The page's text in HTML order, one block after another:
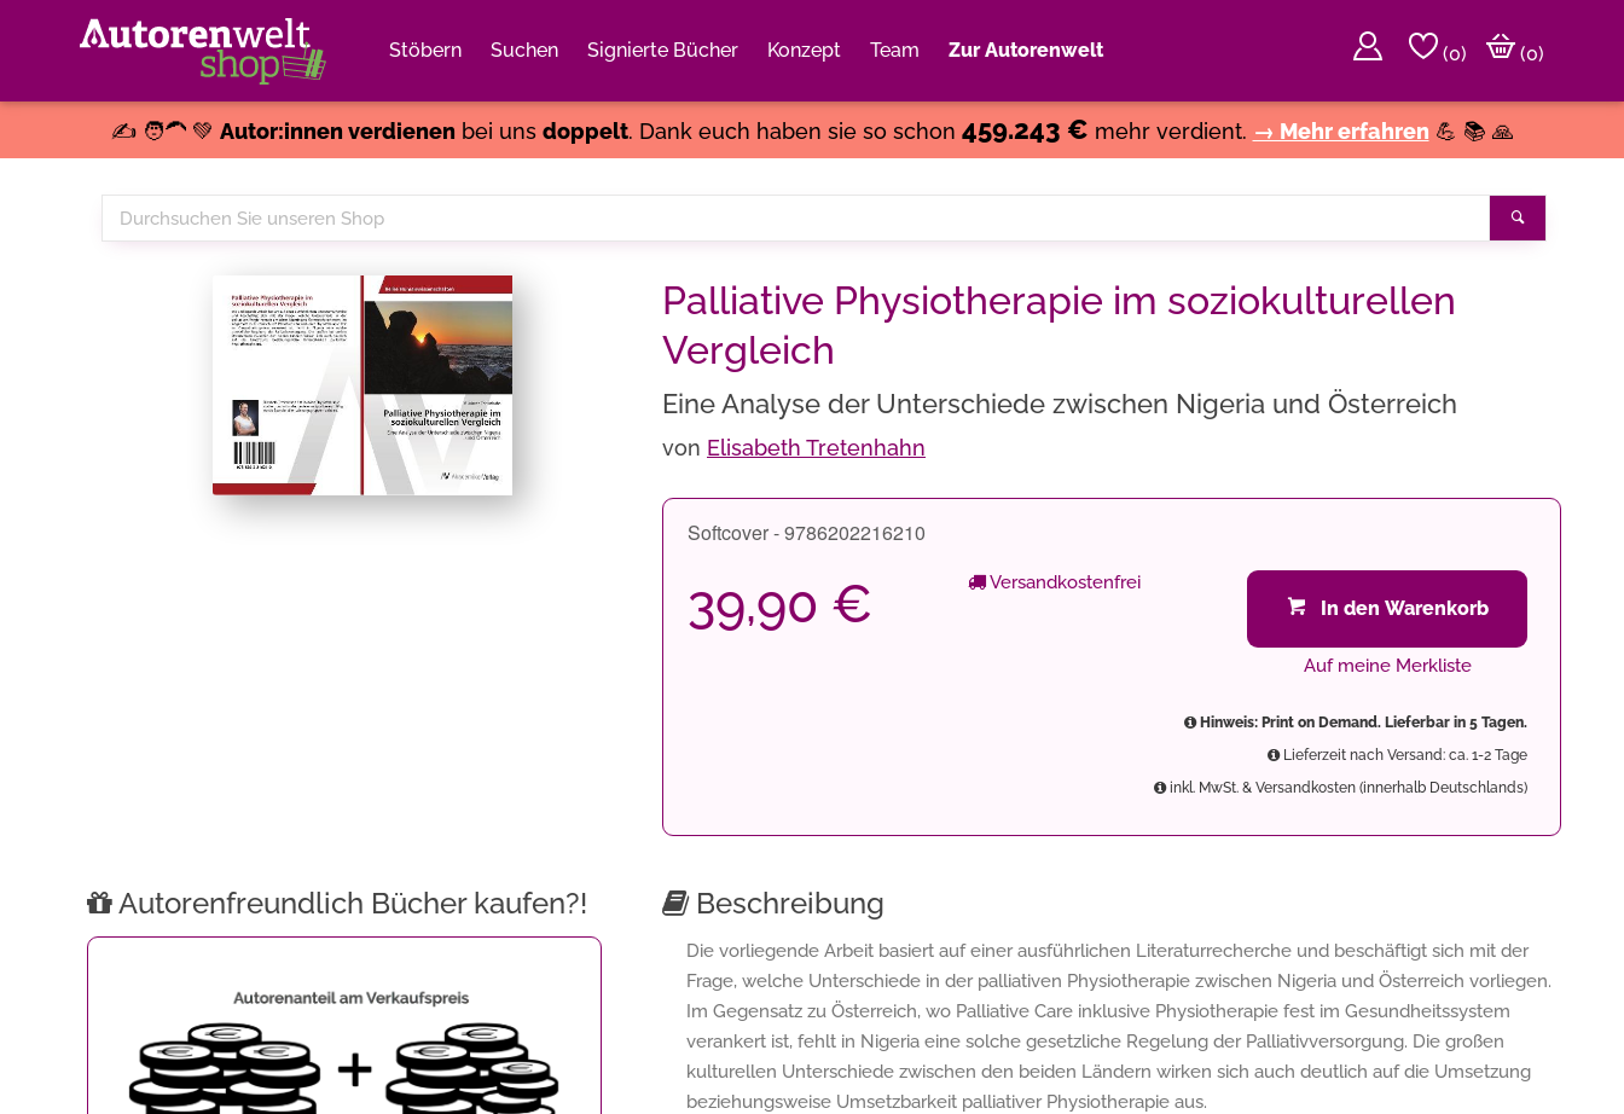
Stöbern Suchen Signierte Bücher Konzept Team Zur Autorenwelt (0)
(0)
✍️ 🧑‍🦱 💚 Autor:innen verdienenbei uns doppelt. Dank euch haben sie so schon 459.243 € mehr verdient. → Mehr erfahren 💪 📚 🙏
Durchsuchen
Sie
Palliative Physiotherapie im soziokulturellen
Vergleich
Eine Analyse der Unterschiede zwischen Nigeria und Österreich
von Elisabeth Tretenhahn
Softcover - 9786202216210
39,90 € Versandkostenfrei
In den Warenkorb
Auf meine Merkliste
Hinweis: Print on Demand. Lieferbar in 5 Tagen.
Lieferzeit nach Versand: ca. 1-2 Tage
inkl. MwSt. & Versandkosten (innerhalb Deutschlands)
Autorenfreundlich Bücher kaufen?! Beschreibung
Die vorliegende Arbeit basiert auf einer ausführlichen Literaturrecherche und beschäftigt sich mit der
Frage, welche Unterschiede in der palliativen Physiotherapie zwischen Nigeria und Österreich vorliegen.
Im Gegensatz zu Österreich, wo Palliative Care inklusive Physiotherapie fest im Gesundheitssystem
verankert ist, fehlt in Nigeria eine solche gesetzliche Regelung der Palliativversorgung. Die großen
kulturellen Unterschiede zwischen den beiden Ländern wirken sich auch deutlich auf die Umsetzung
beziehungsweise Umsetzbarkeit palliativer Physiotherapie aus.